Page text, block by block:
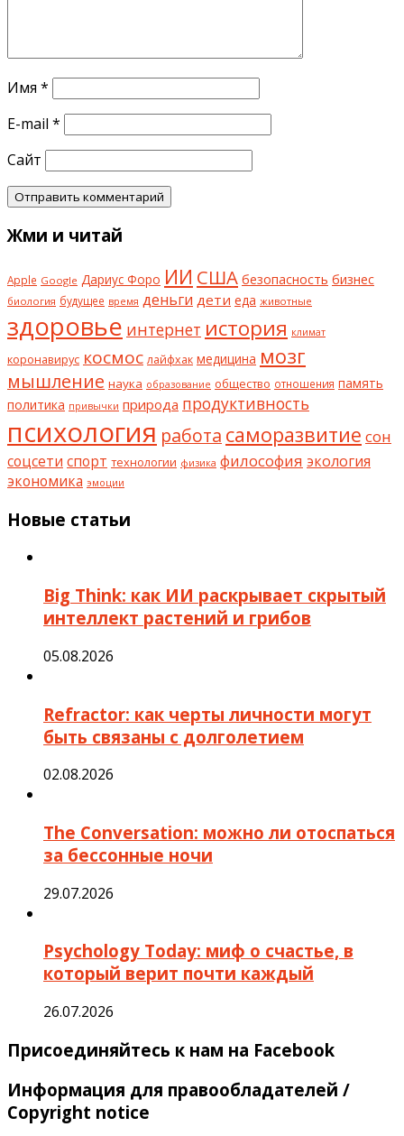
Имя *
E-mail *
Сайт
Жми и читай
Apple Google Дариус Форо ИИ США безопасность бизнес
биология будущее время деньги дети еда животные
здоровье интернет история климат
коронавирус космос лайфхак медицина мозг
мышление наука образование общество отношения память
политика привычки природа продуктивность
психология работа саморазвитие сон
соцсети спорт технологии физика философия экология
экономика эмоции
Новые статьи
Big Think: как ИИ раскрывает скрытый
интеллект растений и грибов
05.08.2026
Refractor: как черты личности могут
быть связаны с долголетием
02.08.2026
The Conversation: можно ли отоспаться
за бессонные ночи
29.07.2026
Psychology Today: миф о счастье, в
который верит почти каждый
26.07.2026
Присоединяйтесь к нам на Facebook
Информация для правообладателей /
Copyright notice